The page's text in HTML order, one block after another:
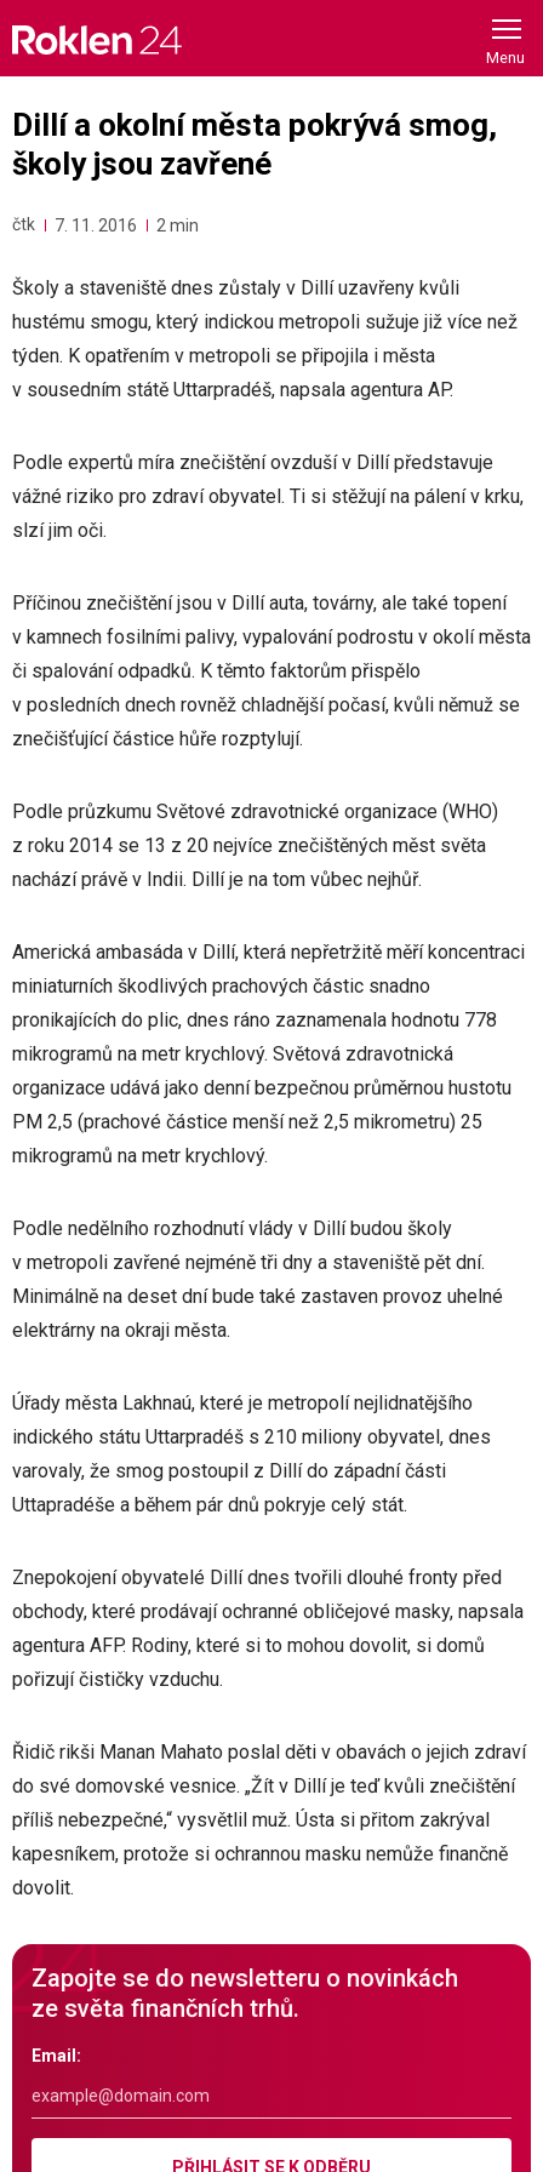
content
Dillí a okolní města pokrývá smog,
školy jsou zavřené
čtk 7. 11. 2016 2 min
Školy a staveniště dnes zůstaly v Dillí uzavřeny kvůli
hustému smogu, který indickou metropoli sužuje již více než
týden. K opatřením v metropoli se připojila i města
v sousedním státě Uttarpradéš, napsala agentura AP.
Podle expertů míra znečištění ovzduší v Dillí představuje
vážné riziko pro zdraví obyvatel. Ti si stěžují na pálení v krku,
slzí jim oči.
Příčinou znečištění jsou v Dillí auta, továrny, ale také topení
v kamnech fosilními palivy, vypalování podrostu v okolí města
či spalování odpadků. K těmto faktorům přispělo
v posledních dnech rovněž chladnější počasí, kvůli němuž se
znečišťující částice hůře rozptylují.
Podle průzkumu Světové zdravotnické organizace (WHO)
z roku 2014 se 13 z 20 nejvíce znečištěných měst světa
nachází právě v Indii. Dillí je na tom vůbec nejhůř.
Americká ambasáda v Dillí, která nepřetržitě měří koncentraci
miniaturních škodlivých prachových částic snadno
pronikajících do plic, dnes ráno zaznamenala hodnotu 778
mikrogramů na metr krychlový. Světová zdravotnická
organizace udává jako denní bezpečnou průměrnou hustotu
PM 2,5 (prachové částice menší než 2,5 mikrometru) 25
mikrogramů na metr krychlový.
Podle nedělního rozhodnutí vlády v Dillí budou školy
v metropoli zavřené nejméně tři dny a staveniště pět dní.
Minimálně na deset dní bude také zastaven provoz uhelné
elektrárny na okraji města.
Úřady města Lakhnaú, které je metropolí nejlidnatějšího
indického státu Uttarpradéš s 210 miliony obyvatel, dnes
varovaly, že smog postoupil z Dillí do západní části
Uttapradéše a během pár dnů pokryje celý stát.
Znepokojení obyvatelé Dillí dnes tvořili dlouhé fronty před
obchody, které prodávají ochranné obličejové masky, napsala
agentura AFP. Rodiny, které si to mohou dovolit, si domů
pořizují čističky vzduchu.
Řidič rikši Manan Mahato poslal děti v obavách o jejich zdraví
do své domovské vesnice. „Žít v Dillí je teď kvůli znečištění
příliš nebezpečné,“ vysvětlil muž. Ústa si přitom zakrýval
kapesníkem, protože si ochrannou masku nemůže finančně
dovolit.
Zapojte se do newsletteru o novinkách
ze světa finančních trhů.
Email:
PŘIHLÁSIT SE K ODBĚRU